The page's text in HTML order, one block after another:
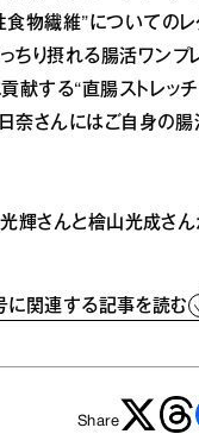
物繊維”についてのレ
ちり摂れる腸活ワンプ
献する“直腸ストレッチ
奈さんにはご自身の
輝さんと檜山光成さ
に関連する記事を読む
Share